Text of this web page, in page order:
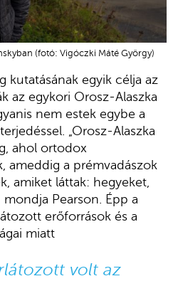
(fotó: Vigóczki Máté György)
kutatásának egyik célja az
az egykori Orosz-Alaszka
nem estek egybe a
„Orosz-Alaszka
ahol ortodox
ameddig a prémvadászok
amiket láttak: hegyeket,
Pearson. Épp a
erőforrások és a
miatt
volt az